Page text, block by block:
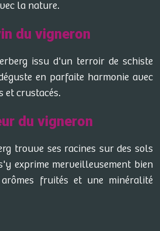
la nature.
du vigneron
issu d'un terroir de schiste
en parfaite harmonie avec
et crustacés.
du vigneron
trouve ses racines sur des sols
exprime merveilleusement bien
fruités et une minéralité